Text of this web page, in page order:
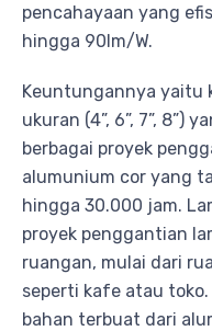
pencahayaan yang
hingga 90lm/W.
Keuntungannya yaitu
ukuran (4”, 6”, 7”, 8”)
berbagai proyek
alumunium cor yang
hingga 30.000 jam.
proyek penggantian
ruangan, mulai dari
seperti kafe atau
bahan terbuat dari